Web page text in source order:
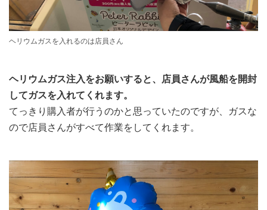
ヘリウムガスを入れるのは店員さん
ヘリウムガス注入をお願いすると、店員さんが風船を開封
してガスを入れてくれます。
てっきり購入者が行うのかと思っていたのですが、ガスな
ので店員さんがすべて作業をしてくれます。